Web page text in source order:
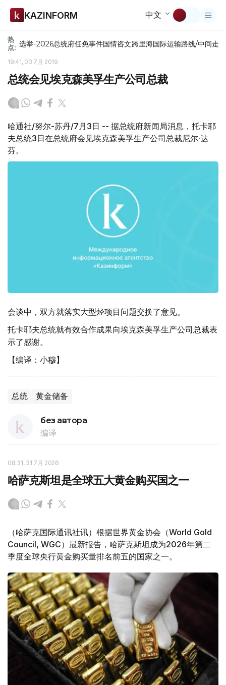
KAZINFORM 中文
热
点: 选举-2026总统府任免事件国情咨文跨里海国际运输路线/中间走廊
19:41, 03 7月 2019
总统会见埃克森美孚生产公司总裁
哈通社/努尔-苏丹/7月3日 -- 据总统府新闻局消息，托卡耶
夫总统3日在总统府会见埃克森美孚生产公司总裁尼尔·达
芬。
会谈中，双方就落实大型烃项目问题交换了意见。
托卡耶夫总统就有效合作成果向埃克森美孚生产公司总裁表
示了感谢。
【编译：小穆】
总统 黄金储备
без автора
编译
08:31, 31 7月 2026
哈萨克斯坦是全球五大黄金购买国之一
（哈萨克国际通讯社讯）根据世界黄金协会（World Gold
Council, WGC）最新报告，哈萨克斯坦成为2026年第二
季度全球央行黄金购买量排名前五的国家之一。